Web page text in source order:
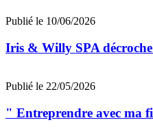
Publié le 10/06/2026
Iris & Willy SPA
Publié le 22/05/2026
" Entreprendre avec ma